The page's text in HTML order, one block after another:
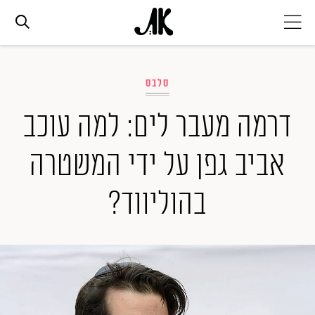
אופנה
ביוטי
סלבס
ערוצים נוספים
המגזין
סלבס
דרמה מעבר לים: למה עוכב
אביב גפן על ידי המשטרה
בהוליווד?